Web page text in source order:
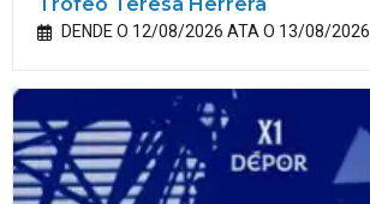
DENDE O 12/08/2026 ATA O 13/08/2026